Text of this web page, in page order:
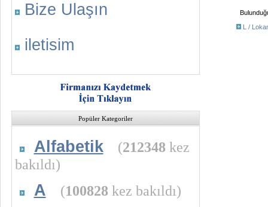
Bize Ulaşın
iletisim
Popüler Kategoriler
Alfabetik (212348 kez
bakıldı)
A (100828 kez bakıldı)
L /